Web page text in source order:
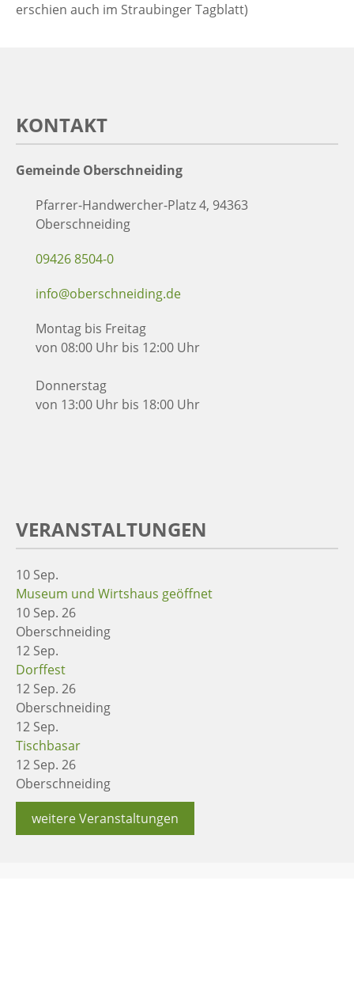
erschien auch im Straubinger Tagblatt)
KONTAKT
Gemeinde Oberschneiding
Pfarrer-Handwercher-Platz 4, 94363
Oberschneiding
09426 8504-0
info@oberschneiding.de
Montag bis Freitag
von 08:00 Uhr bis 12:00 Uhr
Donnerstag
von 13:00 Uhr bis 18:00 Uhr
VERANSTALTUNGEN
10 Sep.
Museum und Wirtshaus geöffnet
10 Sep. 26
Oberschneiding
12 Sep.
Dorffest
12 Sep. 26
Oberschneiding
12 Sep.
Tischbasar
12 Sep. 26
Oberschneiding
weitere Veranstaltungen